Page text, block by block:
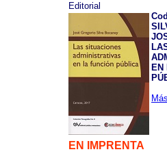
Editorial
EN
EN IMPRENTA